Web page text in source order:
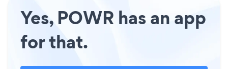
Yes, POWR has an app
for that.